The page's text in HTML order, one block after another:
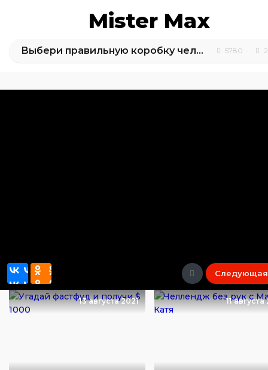
Mister Max
Выбери правильную коробку челлендж 5780
Следующая
13 августа 2021 11 августа